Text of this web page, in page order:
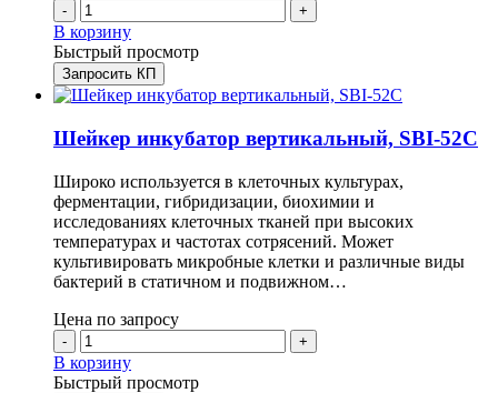
- +
В корзину
Быстрый просмотр
Запросить КП
Шейкер инкубатор вертикальный, SBI-52C
Широко используется в клеточных культурах,
ферментации, гибридизации, биохимии и
исследованиях клеточных тканей при высоких
температурах и частотах сотрясений. Может
культивировать микробные клетки и различные виды
бактерий в статичном и подвижном…
Цена по запросу
- +
В корзину
Быстрый просмотр